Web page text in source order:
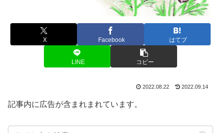
X Facebook はてブ
LINE コピー
2022.08.22 2022.09.14
記事内に広告が含まれまれています。